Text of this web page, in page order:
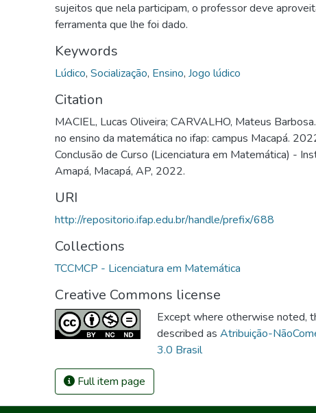
sujeitos que nela participam, o professor deve
ferramenta que lhe foi dado.
Keywords
Lúdico, Socialização, Ensino, Jogo lúdico
Citation
MACIEL, Lucas Oliveira; CARVALHO, Mateus
no ensino da matemática no ifap: campus Macapá.
Conclusão de Curso (Licenciatura em Matemática) -
Amapá, Macapá, AP, 2022.
URI
http://repositorio.ifap.edu.br/handle/prefix/688
Collections
TCCMCP - Licenciatura em Matemática
Creative Commons license
Except where otherwise noted,
described as Atribuição-
3.0 Brasil
Full item page